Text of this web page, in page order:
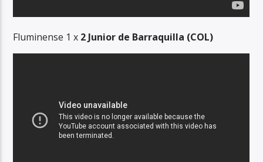
Fluminense 1 x 2 Junior de Barraquilla (COL)